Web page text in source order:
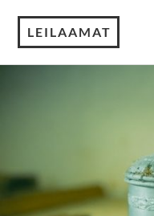
LEILAAMAT